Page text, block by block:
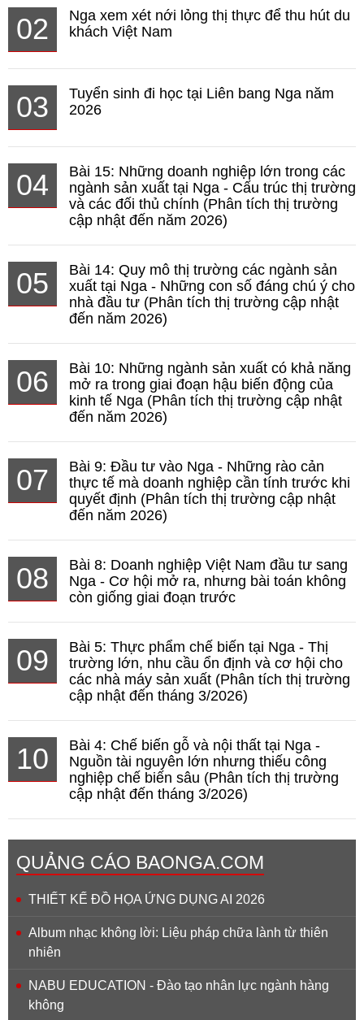
02
Nga xem xét nới lỏng thị thực để thu hút du
khách Việt Nam
03
Tuyển sinh đi học tại Liên bang Nga năm
2026
04
Bài 15: Những doanh nghiệp lớn trong các
ngành sản xuất tại Nga - Cấu trúc thị trường
và các đối thủ chính (Phân tích thị trường
cập nhật đến năm 2026)
05
Bài 14: Quy mô thị trường các ngành sản
xuất tại Nga - Những con số đáng chú ý cho
nhà đầu tư (Phân tích thị trường cập nhật
đến năm 2026)
06
Bài 10: Những ngành sản xuất có khả năng
mở ra trong giai đoạn hậu biến động của
kinh tế Nga (Phân tích thị trường cập nhật
đến năm 2026)
07
Bài 9: Đầu tư vào Nga - Những rào cản
thực tế mà doanh nghiệp cần tính trước khi
quyết định (Phân tích thị trường cập nhật
đến năm 2026)
08
Bài 8: Doanh nghiệp Việt Nam đầu tư sang
Nga - Cơ hội mở ra, nhưng bài toán không
còn giống giai đoạn trước
09
Bài 5: Thực phẩm chế biến tại Nga - Thị
trường lớn, nhu cầu ổn định và cơ hội cho
các nhà máy sản xuất (Phân tích thị trường
cập nhật đến tháng 3/2026)
10
Bài 4: Chế biến gỗ và nội thất tại Nga -
Nguồn tài nguyên lớn nhưng thiếu công
nghiệp chế biến sâu (Phân tích thị trường
cập nhật đến tháng 3/2026)
QUẢNG CÁO BAONGA.COM
THIẾT KẾ ĐỒ HỌA ỨNG DỤNG AI 2026
Album nhạc không lời: Liệu pháp chữa lành từ thiên
nhiên
NABU EDUCATION - Đào tạo nhân lực ngành hàng
không